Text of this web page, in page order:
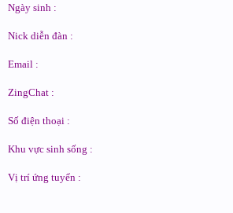
Ngày sinh :
Nick diễn đàn :
Email :
ZingChat :
Số điện thoại :
Khu vực sinh sống :
Vị trí ứng tuyển :